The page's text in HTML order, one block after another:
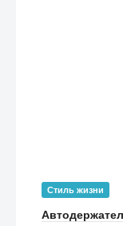
Стиль жизни